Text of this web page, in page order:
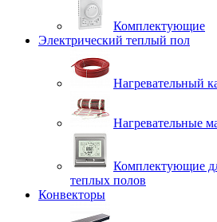
Комплектующие
Электрический теплый пол
Нагревательный
Нагревательные
Комплектующие
теплых полов
Конвекторы